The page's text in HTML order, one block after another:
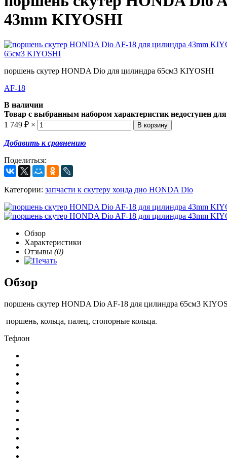
43mm KIYOSHI
поршень скутер HONDA Dio для цилиндра 65см3 KIYOSHI
AF-18
В наличии
Товар с выбранным набором характеристик недоступен
1 749 ₽ ×
Добавить к сравнению
Поделиться:
Категории: запчасти к скутеру хонда дио HONDA Dio
Обзор
Характеристики
Отзывы (0)
Обзор
поршень скутер HONDA Dio AF-18 для цилиндра 65см3
поршень, кольца, палец, стопорные кольца.
Тефлон